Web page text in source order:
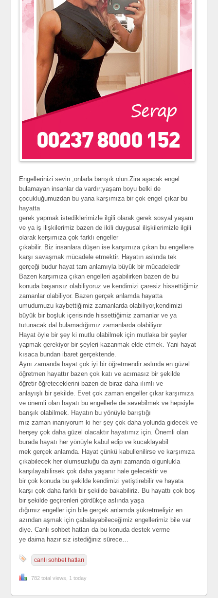
Engellerinizi sevin ,onlarla barışık olun.Zira aşacak engel
bulamayan insanlar da vardır;yaşam boyu belki de
çocukluğumuzdan bu yana karşımıza bir çok engel çıkar bu
hayatta
gerek yapmak istediklerimizle ilgili olarak gerek sosyal yaşam
ve ya iş ilişkilerimiz bazen de ikili duygusal ilişkilerimizle ilgili
olarak kerşımıza çok farklı engeller
çıkabilir. Biz insanlara düşen ise karşımıza çıkan bu engellere
karşı savaşmak mücadele etmektir. Hayatın aslında tek
gerçeği budur hayat tam anlamıyla büyük bir mücadeledir
Bazen karşımıza çıkan engelleri aşabilirken bazen de bu
konuda başarısız olabiliyoruz ve kendimizi çaresiz hissettiğimiz
zamanlar olabiliyor. Bazen gerçek anlamda hayatta
umudumuzu kaybettiğimiz zamanlarda olabiliyor,kendimizi
büyük bir boşluk içerisinde hissettiğimiz zamanlar ve ya
tutunacak dal bulamadığımız zamanlarda olabiliyor.
Hayat öyle bir şey ki mutlu olabilmek için mutlaka bir şeyler
yapmak gerekiyor bir şeyleri kazanmak elde etmek. Yani hayat
kısaca bundan ibaret gerçektende.
Aynı zamanda hayat çok iyi bir öğretmendir aslında en güzel
öğretmen hayattır bazen çok katı ve acımasız bir şekilde
öğretir öğreteceklerini bazen de biraz daha ılımlı ve
anlayışlı bir şekilde. Evet çok zaman engeller çıkar karşımıza
ve önemli olan hayatı bu engellerle de sevebilmek ve hepsiyle
barışık olabilmek. Hayatın bu yönüyle barıştığı
mız zaman inanıyorum ki her şey çok daha yolunda gidecek ve
herşey çok daha güzel olacaktır hayatımız için. Önemli olan
burada hayatı her yönüyle kabul edip ve kucaklayabil
mek gerçek anlamda. Hayat çünkü kabullenilirse ve karşımıza
çıkabilecek her olumsuzluğu da aynı zamanda olgunlukla
karşılayabilirsek çok daha yaşanır hale gelecektir ve
bir çok konuda bu şekilde kendimizi yetiştirebilir ve hayata
karşı çok daha farklı bir şekilde bakabiliriz. Bu hayattı çok boş
bir şekilde geçirenleri gördükçe aslında yaşa
dığımız engeller için bile gerçek anlamda şükretmeliyiz en
azından aşmak için çabalayabileceğimiz engellerimiz bile var
diye. Canlı sohbet hatları da bu konuda destek verme
ye daima hazır siz istediğiniz sürece…
canlı sohbet hatları
782 total views, 1 today